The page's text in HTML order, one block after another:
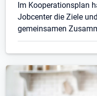
Im Kooperationsplan
Jobcenter die Ziele
gemeinsamen